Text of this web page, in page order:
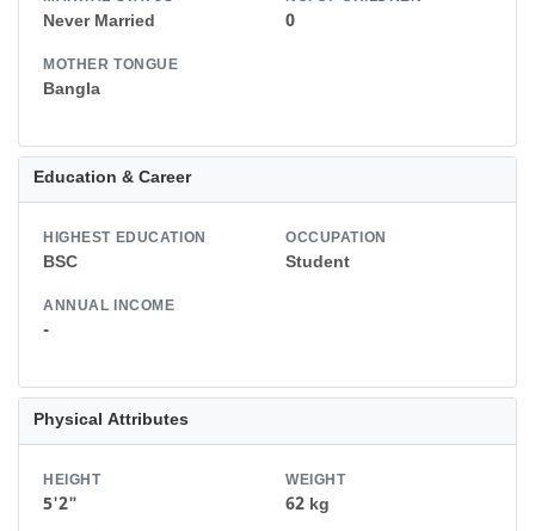
Never Married 0
MOTHER TONGUE
Bangla
Education & Career
HIGHEST EDUCATION
BSC
OCCUPATION
Student
ANNUAL INCOME
-
Physical Attributes
HEIGHT
5'2"
WEIGHT
62 kg